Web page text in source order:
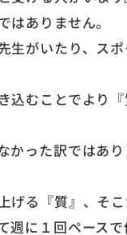
はありません。
生がいたり、ス
込むことでより
かった訳ではあ
げる『質』、そ
に１回ペースで